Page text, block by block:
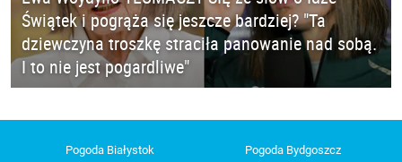
Świątek i pogrąża się jeszcze bardziej? "Ta
dziewczyna troszkę straciła panowanie nad sobą.
I to nie jest pogardliwe"
Pogoda Białystok Pogoda Bydgoszcz